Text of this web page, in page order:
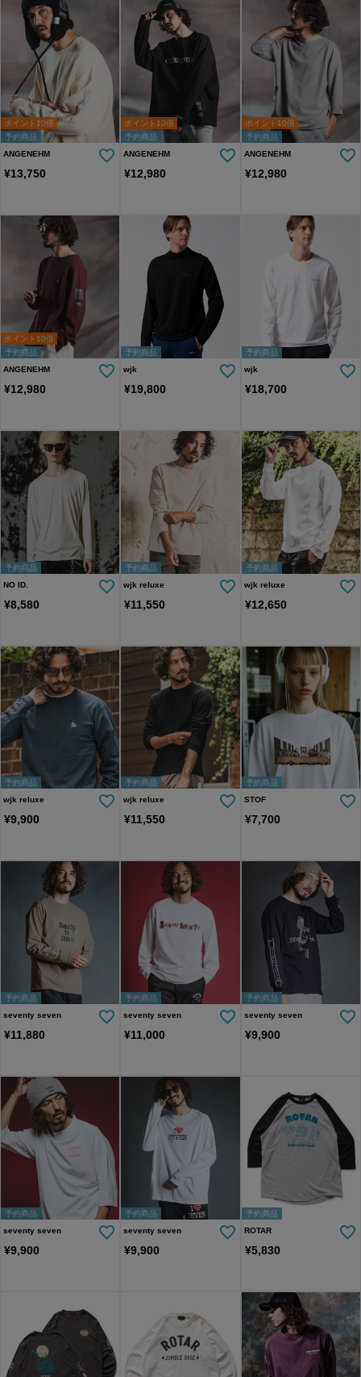
予約商品
ポイント10倍
ANGENEHM
¥13,750
予約商品
ポイント10倍
ANGENEHM
¥12,980
予約商品
ポイント10倍
ANGENEHM
¥12,980
予約商品
ポイント10倍
ANGENEHM
¥12,980
予約商品
wjk
¥19,800
予約商品
wjk
¥18,700
予約商品
NO ID.
¥8,580
予約商品
wjk reluxe
¥11,550
予約商品
wjk reluxe
¥12,650
予約商品
wjk reluxe
¥9,900
予約商品
wjk reluxe
¥11,550
予約商品
STOF
¥7,700
予約商品
seventy seven
¥11,880
予約商品
seventy seven
¥11,000
予約商品
seventy seven
¥9,900
予約商品
seventy seven
¥9,900
予約商品
seventy seven
¥9,900
予約商品
ROTAR
¥5,830